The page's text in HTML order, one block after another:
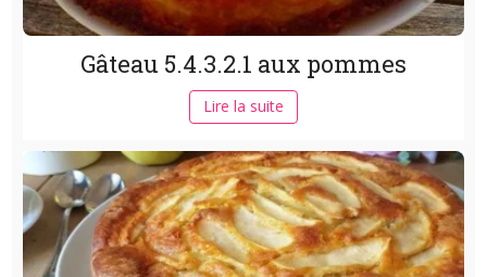
Gâteau 5.4.3.2.1 aux pommes
Lire la suite